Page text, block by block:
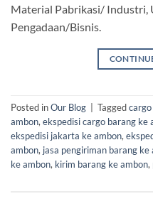
Material Pabrikasi/ Industri,
Pengadaan/Bisnis.
Posted inOur Blog Tagged
ambon, ekspedisi cargo barang ke
ekspedisi jakarta ke ambon,
ambon, jasa pengiriman barang ke
ke ambon, kirim barang ke ambon,